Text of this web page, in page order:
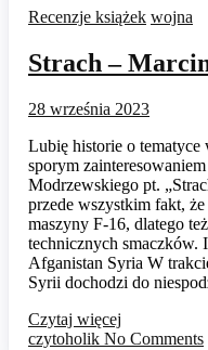
Recenzje książek wojna
Strach –
28 września 2023
Lubię historie o
sporym
Modrzewskiego pt.
przede wszystkim fakt,
maszyny F-16, dlatego
technicznych smaczków.
Afganistan Syria W
Syrii dochodzi do
Czytaj więcej
czytoholik No Comments